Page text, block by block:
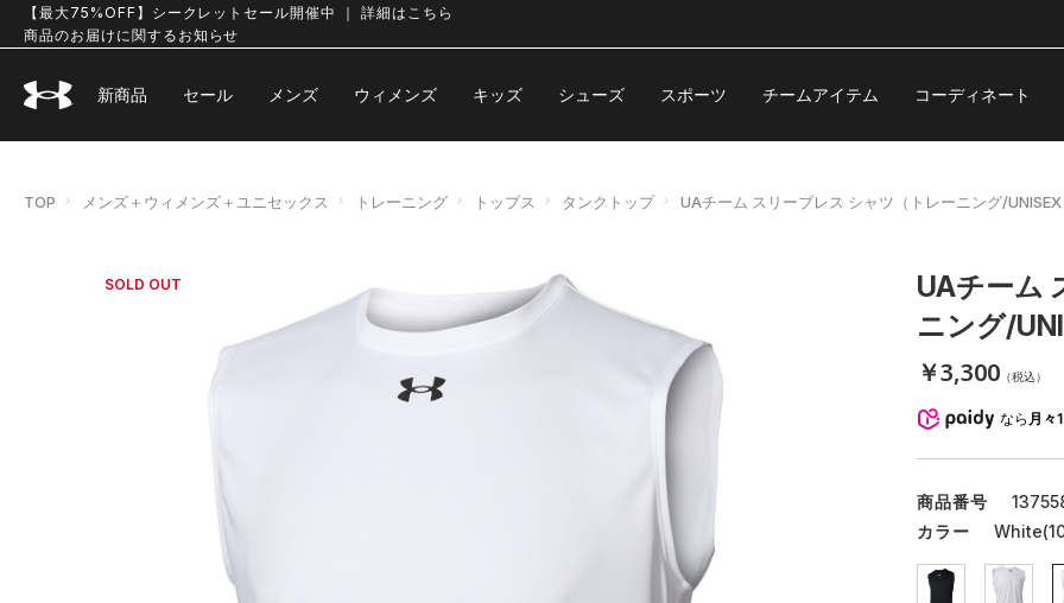
【最大75%OFF】シークレットセール開催中 ｜ 詳細はこちら
商品のお届けに関するお知らせ
新商品 セール メンズ ウィメンズ キッズ シューズ スポーツ チームアイテム コーディネート
TOP メンズ＋ウィメンズ＋ユニセックス トレーニング トップス タンクトップ UAチーム スリーブレス シャツ（トレーニング/
SOLD OUT
UAチーム
ニング/
￥3,300 （税込）
なら 月々
商品番号
カラー